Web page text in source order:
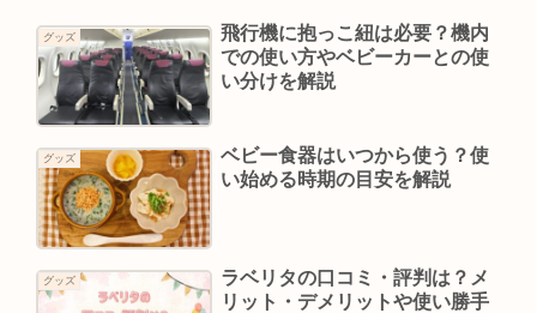
グッズ
飛行機に抱っこ紐は必要？機内
での使い方やベビーカーとの使
い分けを解説
グッズ
ベビー食器はいつから使う？使
い始める時期の目安を解説
グッズ
ラベリタの口コミ・評判は？メ
リット・デメリットや使い勝手